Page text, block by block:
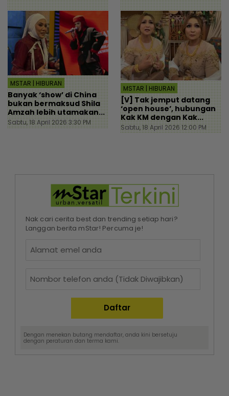
MSTAR | HIBURAN
Banyak ‘show’ di China
bukan bermaksud Shila
Amzah lebih utamakan...
Sabtu, 18 April 2026 3:30 PM
MSTAR | HIBURAN
[V] Tak jemput datang
‘open house’, hubungan
Kak KM dengan Kak...
Sabtu, 18 April 2026 12:00 PM
Nak cari cerita best dan trending setiap hari?
Langgan berita mStar! Percuma je!
Dengan menekan butang mendaftar, anda kini bersetuju
dengan peraturan dan terma kami.